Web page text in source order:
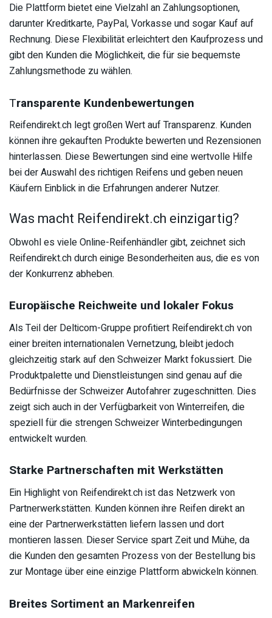
Die Plattform bietet eine Vielzahl an Zahlungsoptionen,
darunter Kreditkarte, PayPal, Vorkasse und sogar Kauf auf
Rechnung. Diese Flexibilität erleichtert den Kaufprozess und
gibt den Kunden die Möglichkeit, die für sie bequemste
Zahlungsmethode zu wählen.
Transparente Kundenbewertungen
Reifendirekt.ch legt großen Wert auf Transparenz. Kunden
können ihre gekauften Produkte bewerten und Rezensionen
hinterlassen. Diese Bewertungen sind eine wertvolle Hilfe
bei der Auswahl des richtigen Reifens und geben neuen
Käufern Einblick in die Erfahrungen anderer Nutzer.
Was macht Reifendirekt.ch einzigartig?
Obwohl es viele Online-Reifenhändler gibt, zeichnet sich
Reifendirekt.ch durch einige Besonderheiten aus, die es von
der Konkurrenz abheben.
Europäische Reichweite und lokaler Fokus
Als Teil der Delticom-Gruppe profitiert Reifendirekt.ch von
einer breiten internationalen Vernetzung, bleibt jedoch
gleichzeitig stark auf den Schweizer Markt fokussiert. Die
Produktpalette und Dienstleistungen sind genau auf die
Bedürfnisse der Schweizer Autofahrer zugeschnitten. Dies
zeigt sich auch in der Verfügbarkeit von Winterreifen, die
speziell für die strengen Schweizer Winterbedingungen
entwickelt wurden.
Starke Partnerschaften mit Werkstätten
Ein Highlight von Reifendirekt.ch ist das Netzwerk von
Partnerwerkstätten. Kunden können ihre Reifen direkt an
eine der Partnerwerkstätten liefern lassen und dort
montieren lassen. Dieser Service spart Zeit und Mühe, da
die Kunden den gesamten Prozess von der Bestellung bis
zur Montage über eine einzige Plattform abwickeln können.
Breites Sortiment an Markenreifen